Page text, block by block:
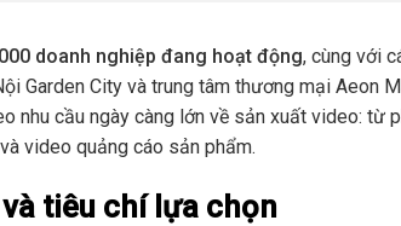
doanh nghiệp đang hoạt động, cùng với
Garden City và trung tâm thương mại Aeon
nhu cầu ngày càng lớn về sản xuất video: từ
video quảng cáo sản phẩm.
tiêu chí lựa chọn